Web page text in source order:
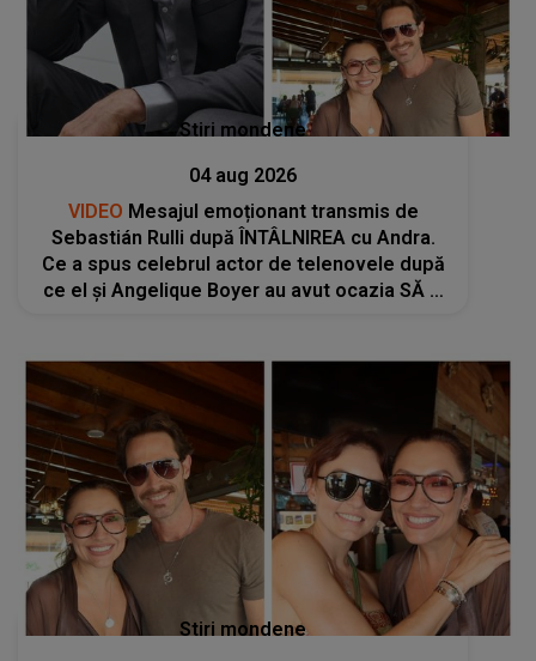
Stiri mondene
04 aug 2026
VIDEO Mesajul emoționant transmis de
Sebastián Rulli după ÎNTÂLNIREA cu Andra.
Ce a spus celebrul actor de telenovele după
ce el și Angelique Boyer au avut ocazia SĂ O
Stiri mondene